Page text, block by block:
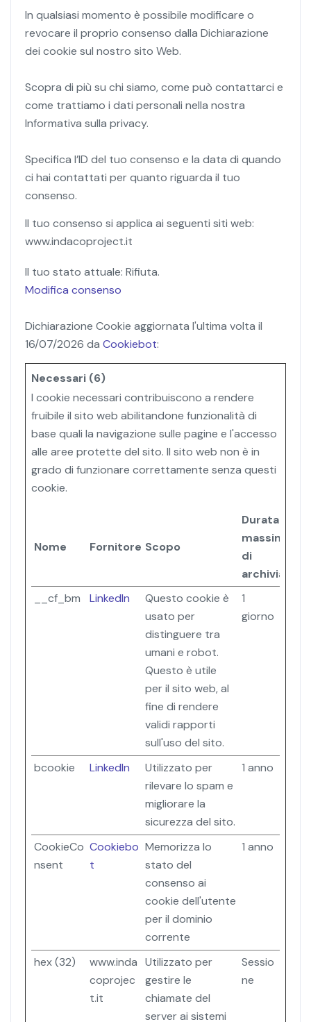
In qualsiasi momento è possibile modificare o
revocare il proprio consenso dalla Dichiarazione
dei cookie sul nostro sito Web.
Scopra di più su chi siamo, come può contattarci e
come trattiamo i dati personali nella nostra
Informativa sulla privacy.
Specifica l’ID del tuo consenso e la data di quando
ci hai contattati per quanto riguarda il tuo
consenso.
Il tuo consenso si applica ai seguenti siti web:
www.indacoproject.it
Il tuo stato attuale: Rifiuta.
Modifica consenso
Dichiarazione Cookie aggiornata l'ultima volta il
16/07/2026 da Cookiebot:
Necessari (6)
I cookie necessari contribuiscono a rendere
fruibile il sito web abilitandone funzionalità di
base quali la navigazione sulle pagine e l'accesso
alle aree protette del sito. Il sito web non è in
grado di funzionare correttamente senza questi
cookie.
Nome Fornitore Scopo
Durata
massima
di
__cf_bm
LinkedIn
Questo cookie è
usato per
distinguere tra
umani e robot.
Questo è utile
per il sito web, al
fine di rendere
validi rapporti
sull'uso del sito.
1
giorno
bcookie LinkedIn
Utilizzato per
rilevare lo spam e
migliorare la
sicurezza del sito.
1 anno
CookieCo
nsent
Cookiebo
t
Memorizza lo
stato del
consenso ai
cookie dell'utente
per il dominio
corrente
1 anno
hex (32)
www.inda
coprojec
t.it
Utilizzato per
gestire le
chiamate del
server ai sistemi
Sessio
ne